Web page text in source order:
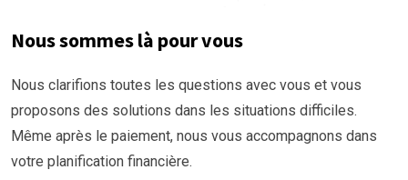
Nous sommes là pour vous
Nous clarifions toutes les questions avec vous et vous
proposons des solutions dans les situations difficiles.
Même après le paiement, nous vous accompagnons dans
votre planification financière.